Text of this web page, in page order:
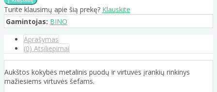
Turite klausimų apie šią prekę? Klauskite
Gamintojas: BINO
Aprašymas
(0) Atsiliepimai
Aukštos kokybės metalinis puodų ir virtuvės įrankių rinkinys
mažiesiems virtuvės šefams.